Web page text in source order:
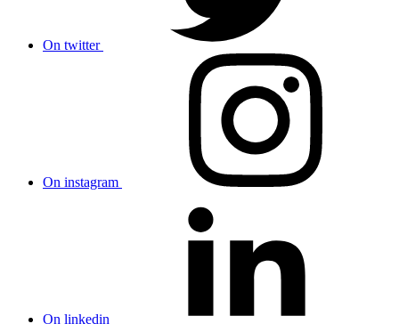
On twitter
On instagram
On linkedin